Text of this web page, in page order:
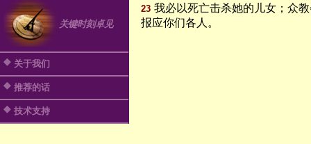
关键时刻卓见
关于我们
推荐的话
技术支持
23 我必以死亡击杀她的儿女；众
报应你们各人。